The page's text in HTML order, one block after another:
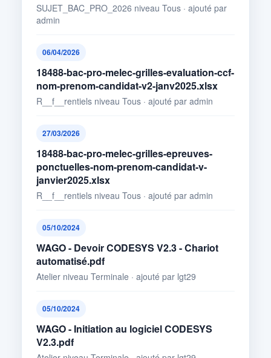
SUJET_BAC_PRO_2026 niveau Tous · ajouté par
admin
06/04/2026
18488-bac-pro-melec-grilles-evaluation-ccf-
nom-prenom-candidat-v2-janv2025.xlsx
R__f__rentiels niveau Tous · ajouté par admin
27/03/2026
18488-bac-pro-melec-grilles-epreuves-
ponctuelles-nom-prenom-candidat-v-
janvier2025.xlsx
R__f__rentiels niveau Tous · ajouté par admin
05/10/2024
WAGO - Devoir CODESYS V2.3 - Chariot
automatisé.pdf
Atelier niveau Terminale · ajouté par lgt29
05/10/2024
WAGO - Initiation au logiciel CODESYS
V2.3.pdf